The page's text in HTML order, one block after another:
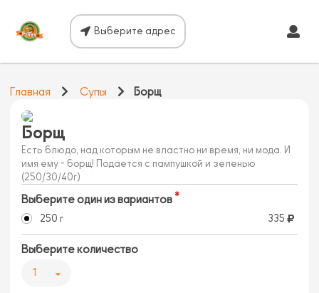
Выберите адрес
Главная Супы Борщ
Борщ
Есть блюдо, над которым не властно ни время, ни мода. И
имя ему - борщ! Подается с пампушкой и зеленью
(250/30/40г)
Выберите один из вариантов
250 г 335
Выберите количество
1